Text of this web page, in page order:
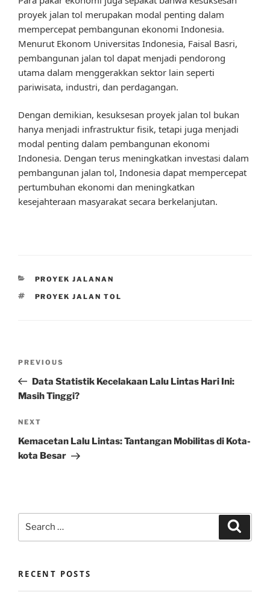
proyek jalan tol merupakan modal penting dalam
mempercepat pembangunan ekonomi Indonesia.
Menurut Ekonom Universitas Indonesia, Faisal Basri,
pembangunan jalan tol dapat menjadi pendorong
utama dalam menggerakkan sektor lain seperti
pariwisata, industri, dan perdagangan.
Dengan demikian, kesuksesan proyek jalan tol bukan
hanya menjadi infrastruktur fisik, tetapi juga menjadi
modal penting dalam pembangunan ekonomi
Indonesia. Dengan terus meningkatkan investasi dalam
pembangunan jalan tol, Indonesia dapat mempercepat
pertumbuhan ekonomi dan meningkatkan
kesejahteraan masyarakat secara berkelanjutan.
CATEGORIES
PROYEK JALANAN
TAGS
PROYEK JALAN TOL
Previous
Post
PREVIOUS
Data Statistik Kecelakaan Lalu Lintas Hari Ini:
Masih Tinggi?
Next
Post
NEXT
Kemacetan Lalu Lintas: Tantangan Mobilitas di Kota-
kota Besar
RECENT POSTS